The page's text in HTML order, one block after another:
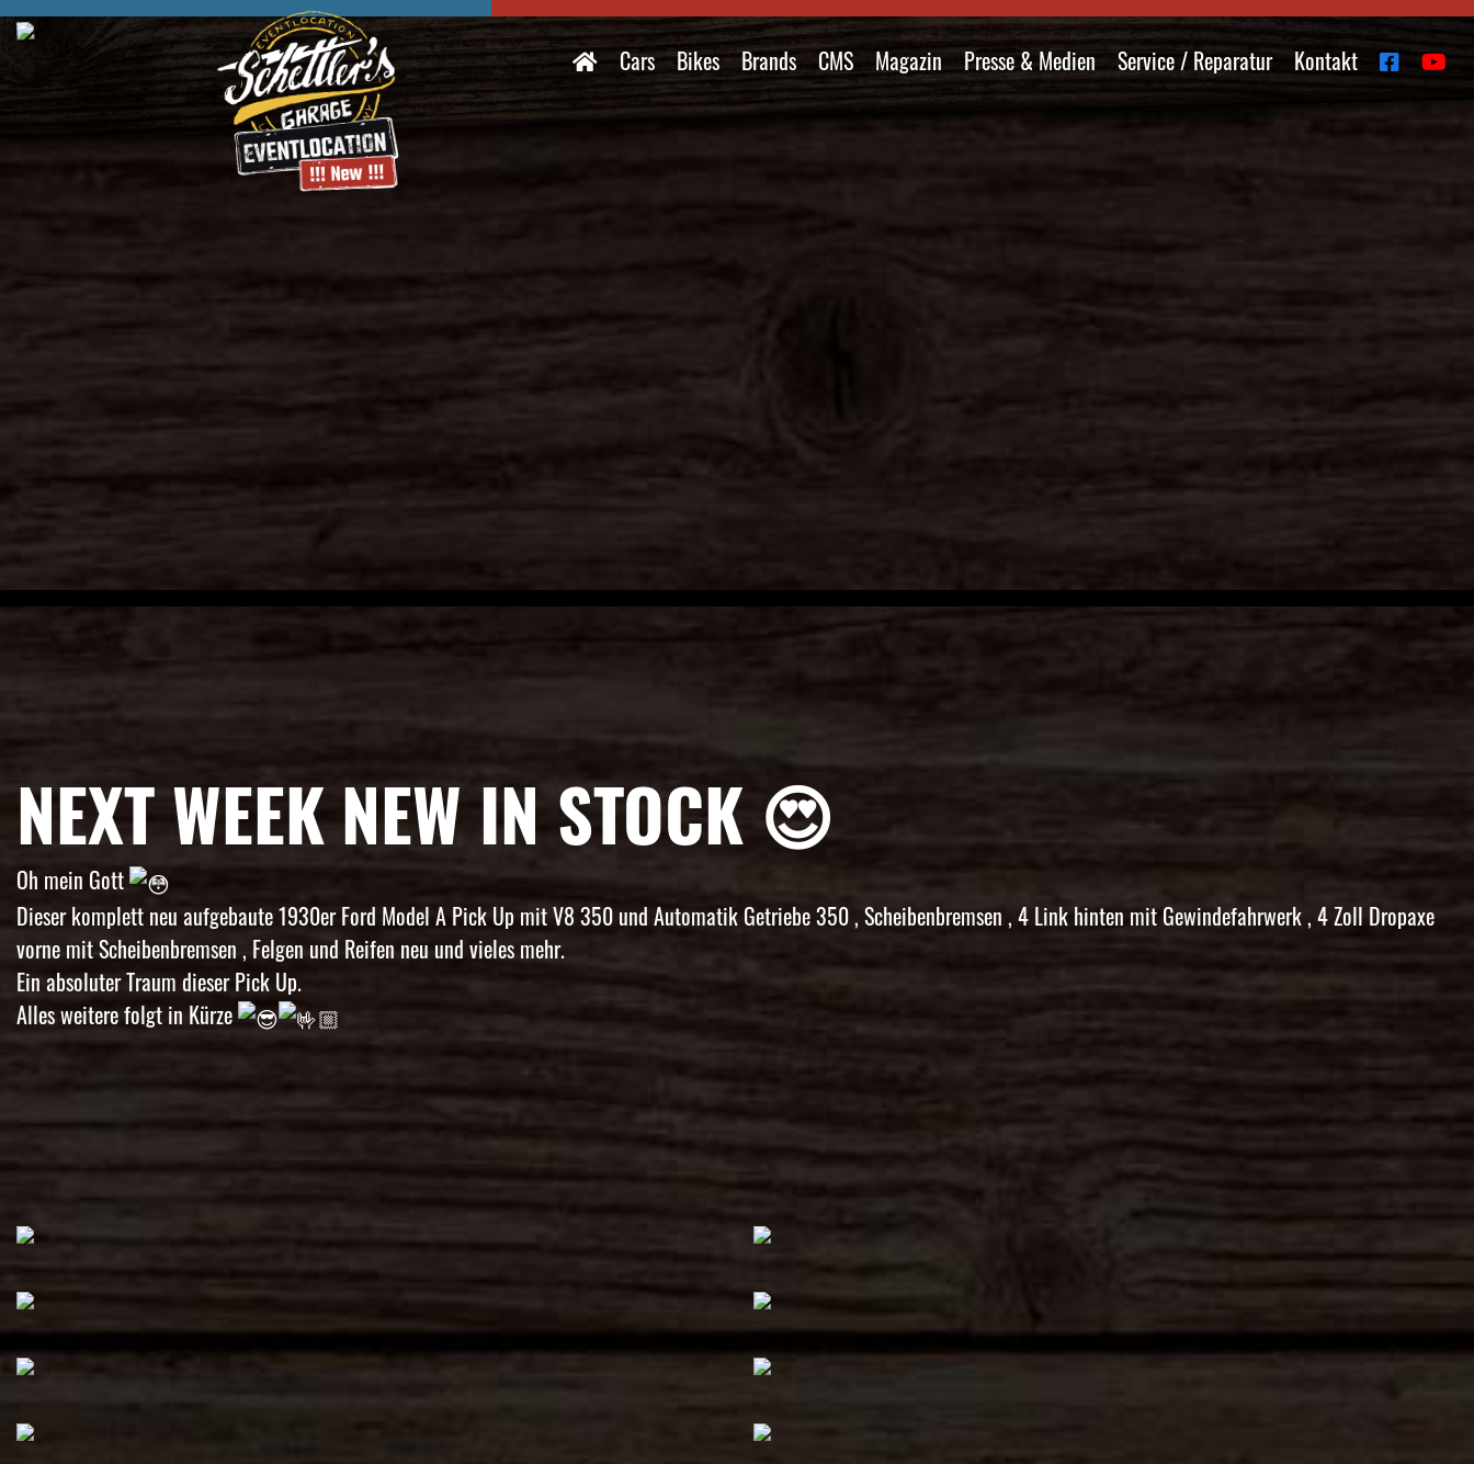
NEXT WEEK NEW IN STOCK 😍
Oh mein Gott
Dieser komplett neu aufgebaute 1930er Ford Model A Pick Up mit V8 350 und Automatik Getriebe 350 , Scheibenbremsen , 4 Link hinten mit Gewindefahrwerk , 4 Zoll Dropaxe
vorne mit Scheibenbremsen , Felgen und Reifen neu und vieles mehr.
Ein absoluter Traum dieser Pick Up.
Alles weitere folgt in Kürze
Cars Bikes Brands CMS Magazin Presse & Medien Service / Reparatur Kontakt